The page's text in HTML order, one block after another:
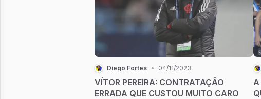
Diego Fortes • 04/11/2023
VÍTOR PEREIRA: CONTRATAÇÃO
ERRADA QUE CUSTOU MUITO CARO